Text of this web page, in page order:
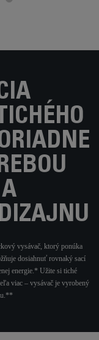
vysávač, ktorý ponúka
dosiahnuť rovnaký sací
energie.* Užite si tiché
viac – vysávač je vyrobený